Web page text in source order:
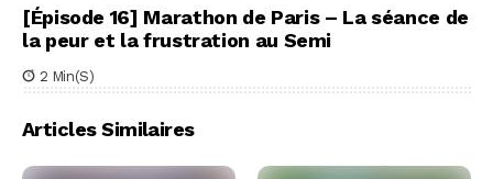
[Épisode 16] Marathon de Paris – La séance de
la peur et la frustration au Semi
2 Min(s)
Articles Similaires